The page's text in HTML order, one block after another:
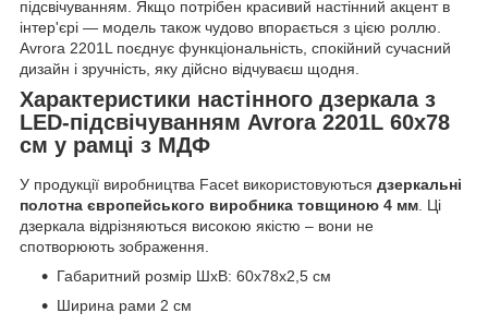
підсвічуванням. Якщо потрібен красивий настінний акцент в
інтер'єрі — модель також чудово впорається з цією роллю.
Avrora 2201L поєднує функціональність, спокійний сучасний
дизайн і зручність, яку дійсно відчуваєш щодня.
Характеристики настінного дзеркала з
LED-підсвічуванням Avrora 2201L 60х78
см у рамці з МДФ
У продукції виробництва Facet використовуються дзеркальні
полотна європейського виробника товщиною 4 мм . Ці
дзеркала відрізняються високою якістю – вони не
спотворюють зображення.
Габаритний розмір ШхВ: 60х78х2,5 см
Ширина рами 2 см